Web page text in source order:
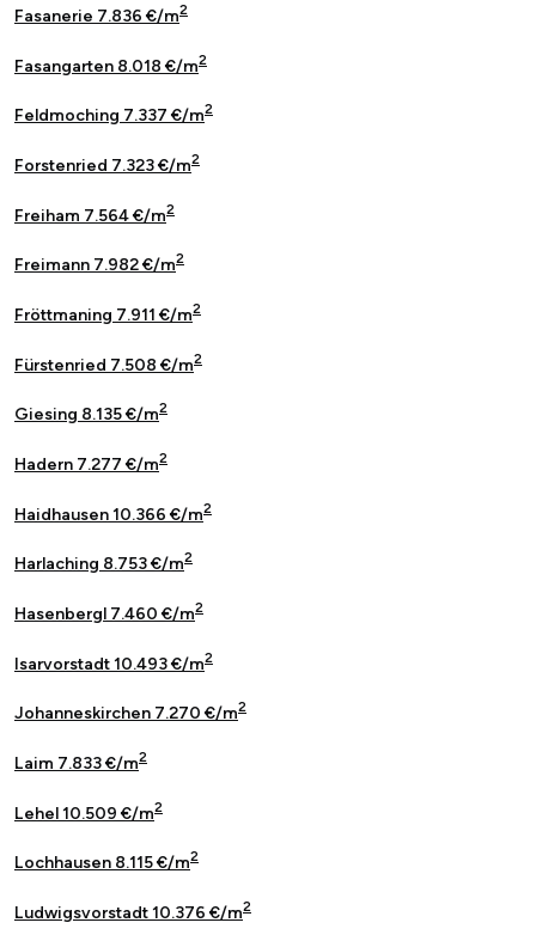
Fasanerie 7.836 €/m2
Fasangarten 8.018 €/m2
Feldmoching 7.337 €/m2
Forstenried 7.323 €/m2
Freiham 7.564 €/m2
Freimann 7.982 €/m2
Fröttmaning 7.911 €/m2
Fürstenried 7.508 €/m2
Giesing 8.135 €/m2
Hadern 7.277 €/m2
Haidhausen 10.366 €/m2
Harlaching 8.753 €/m2
Hasenbergl 7.460 €/m2
Isarvorstadt 10.493 €/m2
Johanneskirchen 7.270 €/m2
Laim 7.833 €/m2
Lehel 10.509 €/m2
Lochhausen 8.115 €/m2
Ludwigsvorstadt 10.376 €/m2